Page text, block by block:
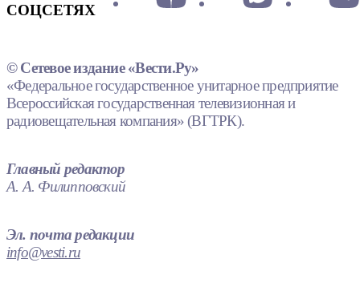
СОЦСЕТЯХ
© Сетевое издание «Вести.Ру»
«Федеральное государственное унитарное предприятие
Всероссийская государственная телевизионная и
радиовещательная компания» (ВГТРК).
Главный редактор
А. А. Филипповский
Эл. почта редакции
info@vesti.ru